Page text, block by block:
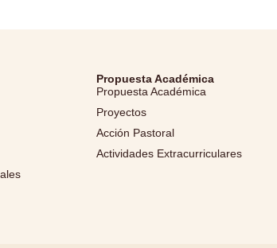
Propuesta Académica
Propuesta Académica
Proyectos
Acción Pastoral
Actividades Extracurriculares